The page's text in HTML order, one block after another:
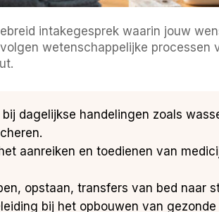
intakegesprek waarin jouw
wetenschappelijke
dagelijkse handelingen zoals
aanreiken en toedienen van
opstaan, transfers van bed naar
bij het opbouwen van